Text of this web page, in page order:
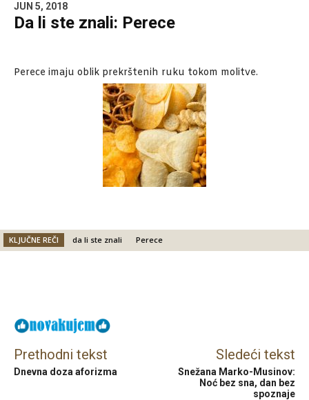
JUN 5, 2018
Da li ste znali: Perece
Perece imaju oblik prekrštenih ruku tokom molitve.
KLJUČNE REČI da li ste znali Perece
Prethodni tekst
Dnevna doza aforizma
Sledeći tekst
Snežana Marko-Musinov:
Noć bez sna, dan bez
spoznaje